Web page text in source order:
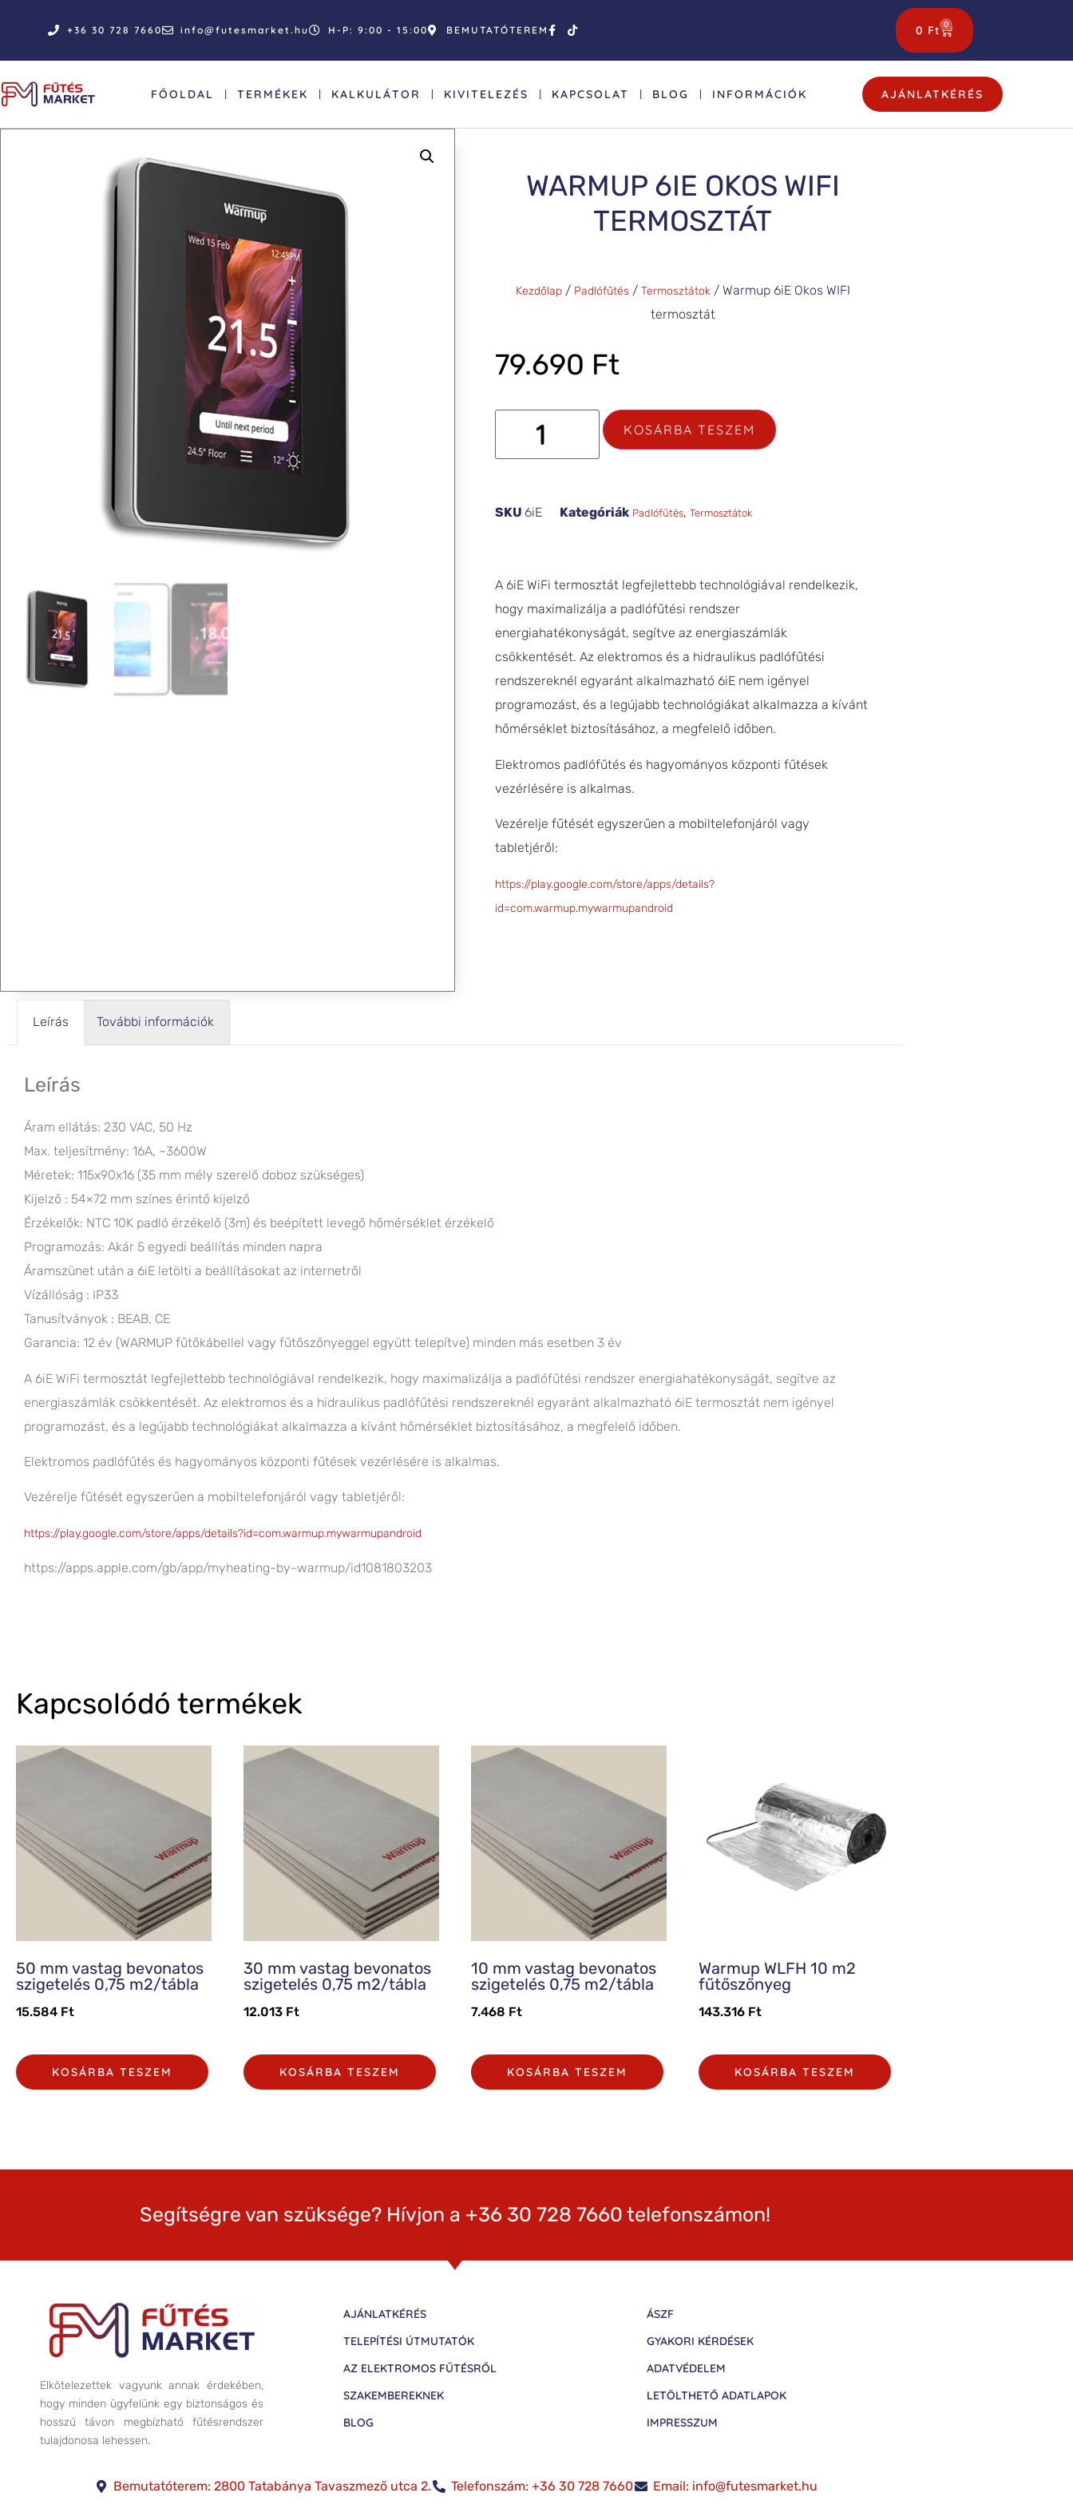
+36 30 728 7660 info@futesmarket.hu H-P: 9:00 - 15:00 BEMUTATÓTEREM 0 Ft 0
FŐOLDAL TERMÉKEK KALKULÁTOR KIVITELEZÉS KAPCSOLAT BLOG INFORMÁCIÓK AJÁNLATKÉRÉS
WARMUP 6IE OKOS WIFI
TERMOSZTÁT
Kezdőlap/ Padlófűtés/ Termosztátok/ Warmup 6iE Okos WIFI
termosztát
79.690 Ft
KOSÁRBA TESZEM
SKU 6iE Kategóriák Padlófűtés, Termosztátok
A 6iE WiFi termosztát legfejlettebb technológiával rendelkezik,
hogy maximalizálja a padlófűtési rendszer
energiahatékonyságát, segítve az energiaszámlák
csökkentését. Az elektromos és a hidraulikus padlófűtési
rendszereknél egyaránt alkalmazható 6iE nem igényel
programozást, és a legújabb technológiákat alkalmazza a kívánt
hőmérséklet biztosításához, a megfelelő időben.
Elektromos padlófűtés és hagyományos központi fűtések
vezérlésére is alkalmas.
Vezérelje fűtését egyszerűen a mobiltelefonjáról vagy
tabletjéről:
https://play.google.com/store/apps/details?
id=com.warmup.mywarmupandroid
Leírás További információk
Leírás
Áram ellátás: 230 VAC, 50 Hz
Max. teljesítmény: 16A, ~3600W
Méretek: 115x90x16 (35 mm mély szerelő doboz szükséges)
Kijelző : 54×72 mm színes érintő kijelző
Érzékelők: NTC 10K padló érzékelő (3m) és beépített levegő hőmérséklet érzékelő
Programozás: Akár 5 egyedi beállítás minden napra
Áramszünet után a 6iE letölti a beállításokat az internetről
Vízállóság : IP33
Tanusítványok : BEAB, CE
Garancia: 12 év (WARMUP fűtőkábellel vagy fűtőszőnyeggel együtt telepítve) minden más esetben 3 év
A 6iE WiFi termosztát legfejlettebb technológiával rendelkezik, hogy maximalizálja a padlófűtési rendszer energiahatékonyságát, segítve az
energiaszámlák csökkentését. Az elektromos és a hidraulikus padlófűtési rendszereknél egyaránt alkalmazható 6iE termosztát nem igényel
programozást, és a legújabb technológiákat alkalmazza a kívánt hőmérséklet biztosításához, a megfelelő időben.
Elektromos padlófűtés és hagyományos központi fűtések vezérlésére is alkalmas.
Vezérelje fűtését egyszerűen a mobiltelefonjáról vagy tabletjéről:
https://play.google.com/store/apps/details?id=com.warmup.mywarmupandroid
https://apps.apple.com/gb/app/myheating-by-warmup/id1081803203
Kapcsolódó termékek
50 mm vastag bevonatos
szigetelés 0,75 m2/tábla
15.584 Ft
KOSÁRBA TESZEM
30 mm vastag bevonatos
szigetelés 0,75 m2/tábla
12.013 Ft
KOSÁRBA TESZEM
10 mm vastag bevonatos
szigetelés 0,75 m2/tábla
7.468 Ft
KOSÁRBA TESZEM
Warmup WLFH 10 m2
fűtőszőnyeg
143.316 Ft
KOSÁRBA TESZEM
Segítségre van szüksége? Hívjon a +36 30 728 7660 telefonszámon!
Elkötelezettek vagyunk annak érdekében,
hogy minden ügyfelünk egy biztonságos és
hosszú távon megbízható fűtésrendszer
tulajdonosa lehessen.
AJÁNLATKÉRÉS
TELEPÍTÉSI ÚTMUTATÓK
AZ ELEKTROMOS FŰTÉSRŐL
SZAKEMBEREKNEK
BLOG
ÁSZF
GYAKORI KÉRDÉSEK
ADATVÉDELEM
LETÖLTHETŐ ADATLAPOK
IMPRESSZUM
Bemutatóterem: 2800 Tatabánya Tavaszmező utca 2. Telefonszám: +36 30 728 7660 Email: info@futesmarket.hu